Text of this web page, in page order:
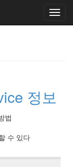
정보
법
수 있다